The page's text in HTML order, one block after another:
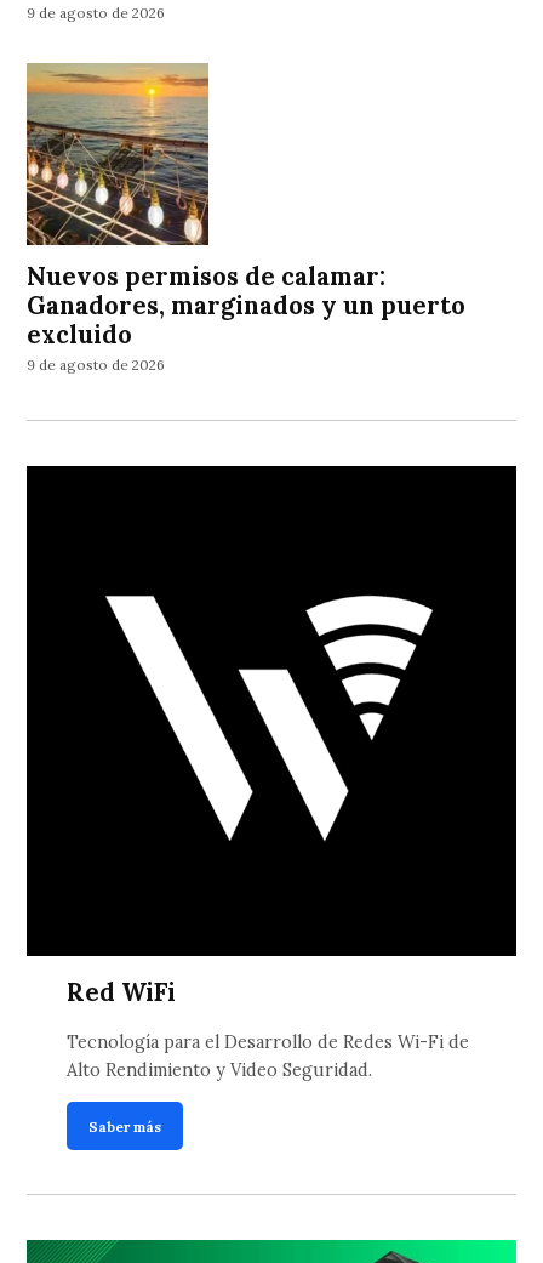
9 de agosto de 2026
Nuevos permisos de calamar:
Ganadores, marginados y un puerto
excluido
9 de agosto de 2026
Red WiFi
Tecnología para el Desarrollo de Redes Wi-Fi de
Alto Rendimiento y Video Seguridad.
Saber más